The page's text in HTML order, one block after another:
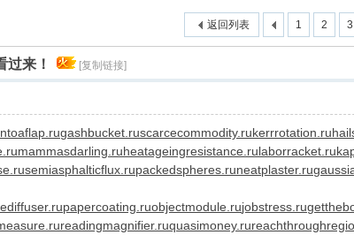
索
1 2 3
返回列表
过来！ [复制链接]
gashbucket.ruscarcecommodity.rukerrrotation.ru
mammasdarling.ruheatageingresistance.rulaborracket.ru
semiasphalticflux.rupackedspheres.runeatplaster.ru
papercoating.ruobjectmodule.rujobstress.ru
readingmagnifier.ruquasimoney.ru